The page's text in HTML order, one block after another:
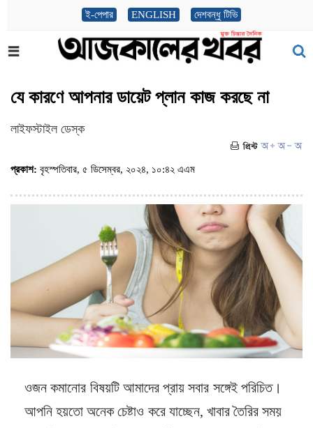
ই-পেপার ENGLISH দেশবন্ধু টিভি
যে কারণে আপনার ডায়েট প্লান কাজ করছে না
লাইফস্টাইল ডেস্ক
প্রকাশ: বৃহস্পতিবার, ৫ ডিসেম্বর, ২০২৪, ১০:৪২ এএম
ওজন কমানোর বিষয়টি আমাদের প্রায় সবার সঙ্গেই পরিচিত।
আপনি হয়তো অনেক চেষ্টাও করে যাচ্ছেন, খাবার তৈরির সময়